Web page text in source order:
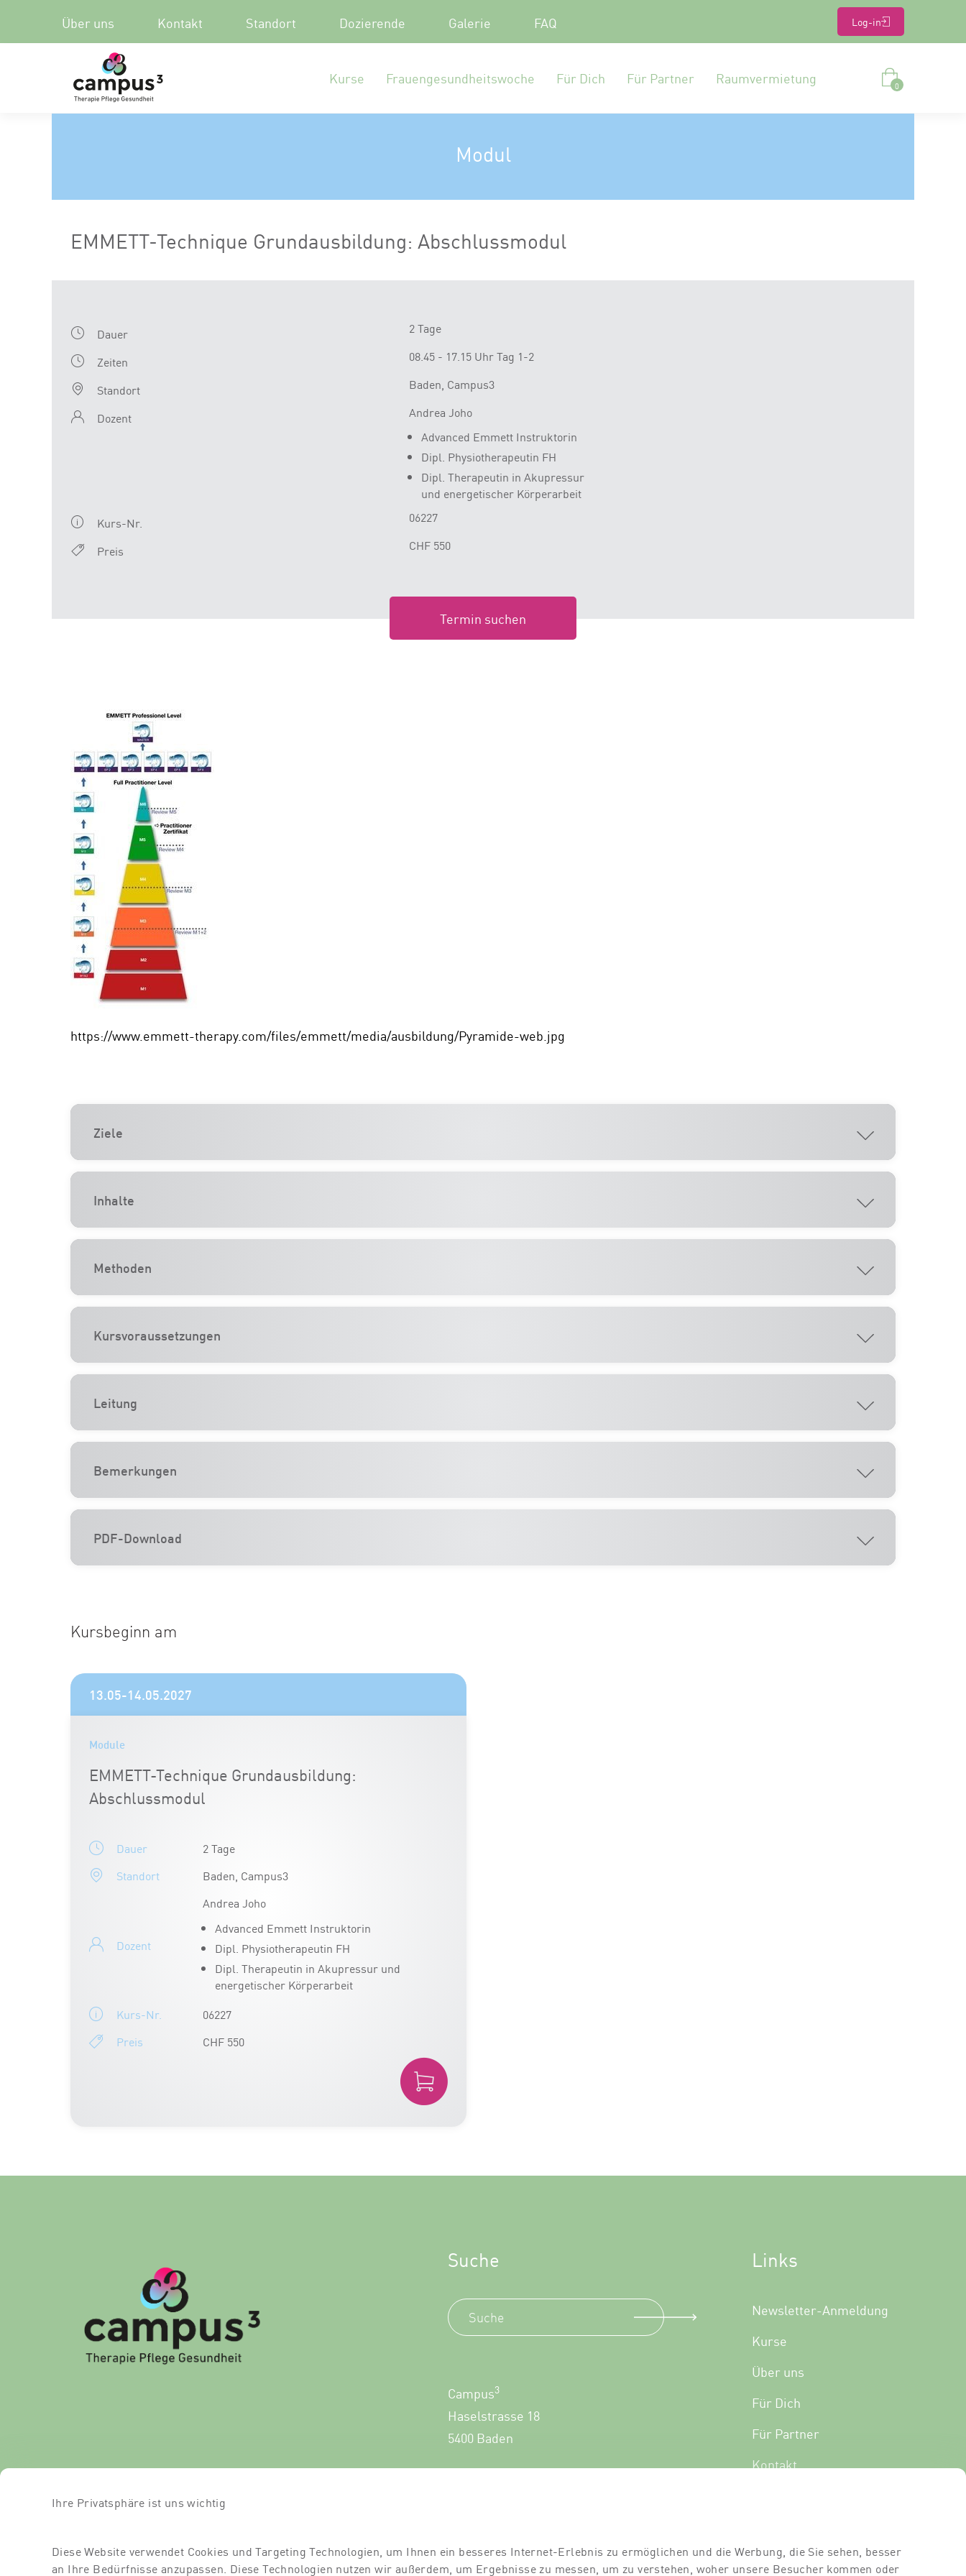
Ihre Privatsphäre ist uns wichtig
Diese Website verwendet Cookies und Targeting Technologien, um Ihnen ein besseres Internet-Erlebnis zu ermöglichen und die Werbung, die Sie sehen, besser
an Ihre Bedürfnisse anzupassen. Diese Technologien nutzen wir außerdem, um Ergebnisse zu messen, um zu verstehen, woher unsere Besucher kommen oder
Über uns Kontakt Standort Dozierende Galerie FAQ Log-in
Kurse Frauengesundheitswoche Für Dich Für Partner Raumvermietung 0
Modul
EMMETT-Technique Grundausbildung: Abschlussmodul
Dauer
2 Tage
Zeiten
08.45 - 17.15 Uhr Tag 1-2
Standort
Baden, Campus3
Dozent
Andrea Joho
Advanced Emmett Instruktorin
Dipl. Physiotherapeutin FH
Dipl. Therapeutin in Akupressur
und energetischer Körperarbeit
Kurs-Nr.
06227
Preis
CHF 550
Termin suchen
https://www.emmett-therapy.com/files/emmett/media/ausbildung/Pyramide-web.jpg
Ziele
Inhalte
Methoden
Kursvoraussetzungen
Leitung
Bemerkungen
PDF-Download
Kursbeginn am
13.05-14.05.2027
Module
EMMETT-Technique Grundausbildung:
Abschlussmodul
Dauer
2 Tage
Standort
Baden, Campus3
Dozent
Andrea Joho
Advanced Emmett Instruktorin
Dipl. Physiotherapeutin FH
Dipl. Therapeutin in Akupressur und
energetischer Körperarbeit
Kurs-Nr.
06227
Preis
CHF 550
Suche
Campus3
Haselstrasse 18
5400 Baden
+41 56 552 60 00
Links
Newsletter-Anmeldung
Kurse
Über uns
Für Dich
Für Partner
Kontakt
Raumvermietung